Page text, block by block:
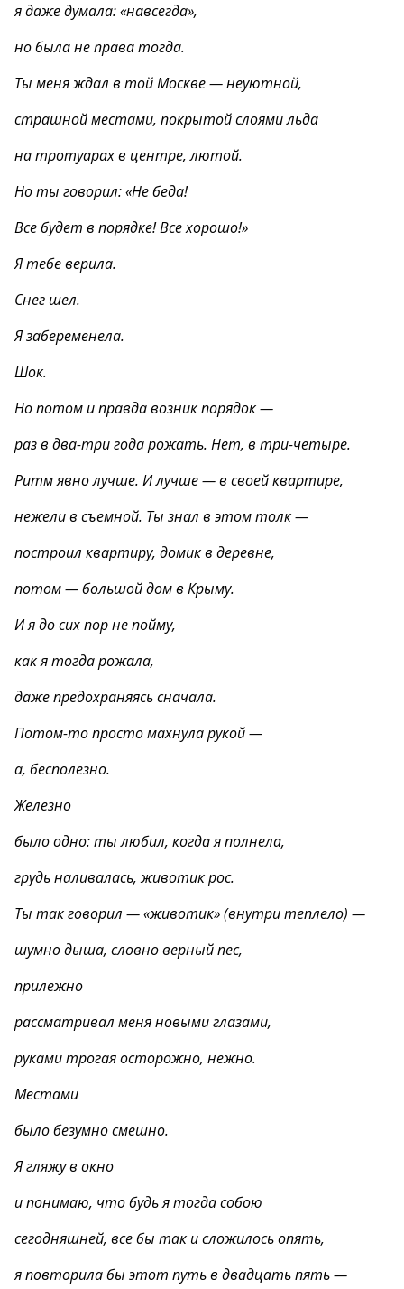
я даже думала: «навсегда»,
но была не права тогда.
Ты меня ждал в той Москве — неуютной,
страшной местами, покрытой слоями льда
на тротуарах в центре, лютой.
Но ты говорил: «Не беда!
Все будет в порядке! Все хорошо!»
Я тебе верила.
Снег шел.
Я забеременела.
Шок.
Но потом и правда возник порядок —
раз в два-три года рожать. Нет, в три-четыре.
Ритм явно лучше. И лучше — в своей квартире,
нежели в съемной. Ты знал в этом толк —
построил квартиру, домик в деревне,
потом — большой дом в Крыму.
И я до сих пор не пойму,
как я тогда рожала,
даже предохраняясь сначала.
Потом-то просто махнула рукой —
а, бесполезно.
Железно
было одно: ты любил, когда я полнела,
грудь наливалась, животик рос.
Ты так говорил — «животик» (внутри теплело) —
шумно дыша, словно верный пес,
прилежно
рассматривал меня новыми глазами,
руками трогая осторожно, нежно.
Местами
было безумно смешно.
Я гляжу в окно
и понимаю, что будь я тогда собою
сегодняшней, все бы так и сложилось опять,
я повторила бы этот путь в двадцать пять —